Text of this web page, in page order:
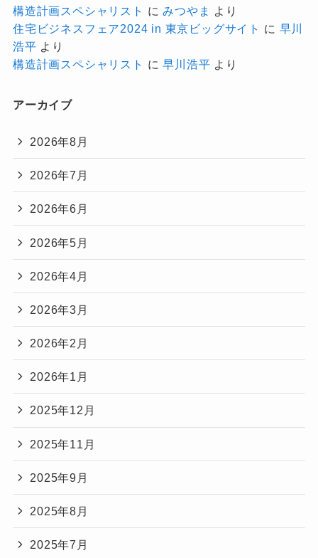
構造計画スペシャリスト
に みつやま
より
住宅ビジネスフェア2024 in 東京ビッグサイト
に 早川
浩平 より
構造計画スペシャリスト
に早川浩平 より
アーカイブ
2026年8月
2026年7月
2026年6月
2026年5月
2026年4月
2026年3月
2026年2月
2026年1月
2025年12月
2025年11月
2025年9月
2025年8月
2025年7月